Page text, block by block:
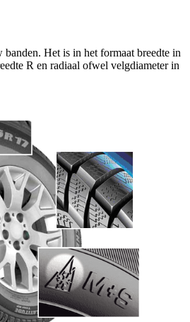
banden. Het is in het formaat breedte in
R en radiaal ofwel velgdiameter in